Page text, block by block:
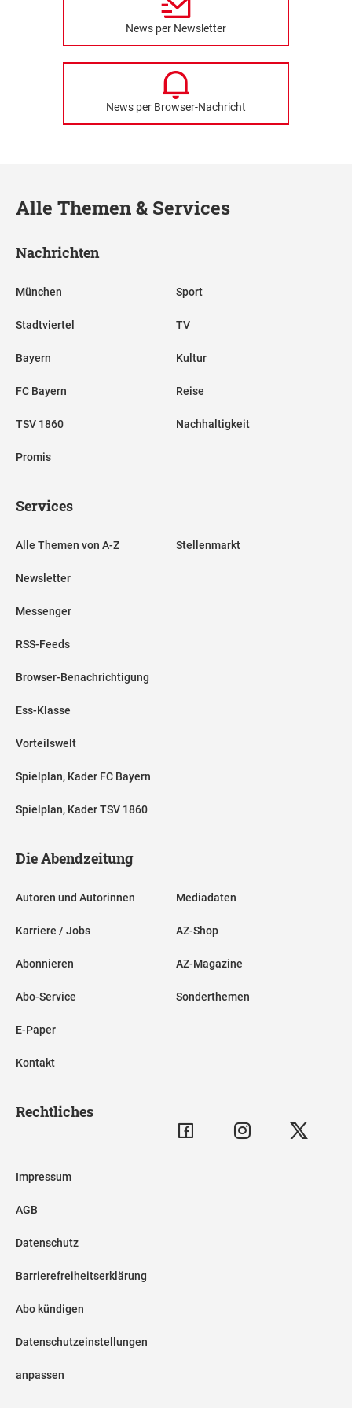
News per Newsletter
News per Browser-Nachricht
Alle Themen & Services
Nachrichten
München
Stadtviertel
Bayern
FC Bayern
TSV 1860
Promis
Sport
TV
Kultur
Reise
Nachhaltigkeit
Services
Alle Themen von A-Z
Newsletter
Messenger
RSS-Feeds
Browser-Benachrichtigung
Ess-Klasse
Vorteilswelt
Spielplan, Kader FC Bayern
Spielplan, Kader TSV 1860
Stellenmarkt
Die Abendzeitung
Autoren und Autorinnen
Karriere / Jobs
Abonnieren
Abo-Service
E-Paper
Kontakt
Mediadaten
AZ-Shop
AZ-Magazine
Sonderthemen
Rechtliches
Impressum
AGB
Datenschutz
Barrierefreiheitserklärung
Abo kündigen
Datenschutzeinstellungen
anpassen